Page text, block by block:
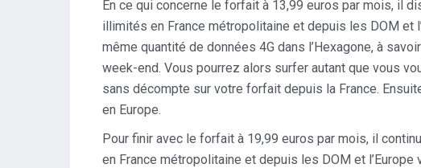
En ce qui concerne le forfait à 13,99 euros par mois, il
illimités en France métropolitaine et depuis les DOM et
même quantité de données 4G dans l’Hexagone, à
week-end. Vous pourrez alors surfer autant que vous
sans décompte sur votre forfait depuis la France.
en Europe.
Pour finir avec le forfait à 19,99 euros par mois, il
en France métropolitaine et depuis les DOM et